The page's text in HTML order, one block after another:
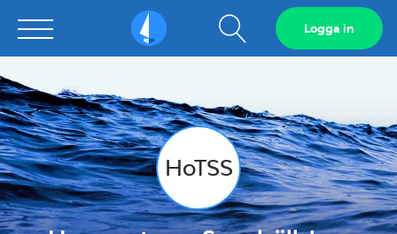
Sailarena Visa
sökfält
Logga in
HoTSS